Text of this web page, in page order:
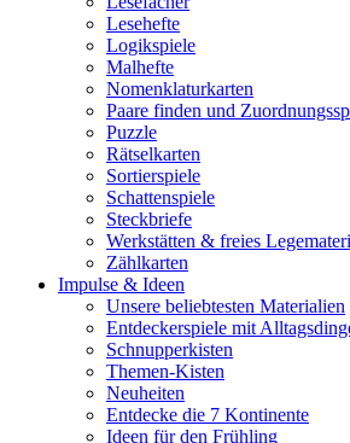
Lesehefte
Logikspiele
Malhefte
Nomenklaturkarten
Paare finden und
Puzzle
Rätselkarten
Sortierspiele
Schattenspiele
Steckbriefe
Werkstätten & freies
Zählkarten
Impulse & Ideen
Unsere beliebtesten Materialien
Entdeckerspiele mit
Schnupperkisten
Themen-Kisten
Neuheiten
Entdecke die 7 Kontinente
Ideen für den Frühling